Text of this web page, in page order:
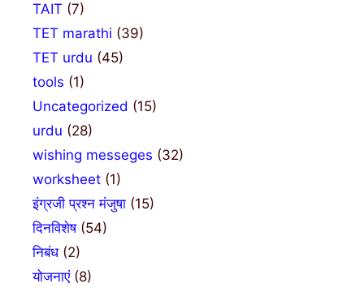
TAIT (7)
TET marathi (39)
TET urdu (45)
tools (1)
Uncategorized (15)
urdu (28)
wishing messeges (32)
worksheet (1)
इंग्रजी प्रश्न मंजुषा (15)
दिनविशेष(54)
निबंध(2)
योजनाएं(8)